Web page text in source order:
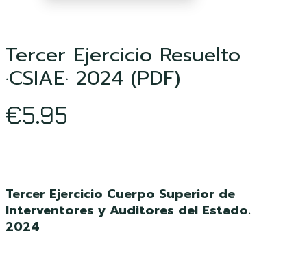
Tercer Ejercicio Resuelto
·CSIAE· 2024 (PDF)
€5.95
Tercer Ejercicio Cuerpo Superior de
Interventores y Auditores del Estado.
2024